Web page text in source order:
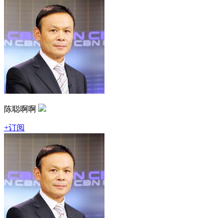
陈聪啊啊
+订阅